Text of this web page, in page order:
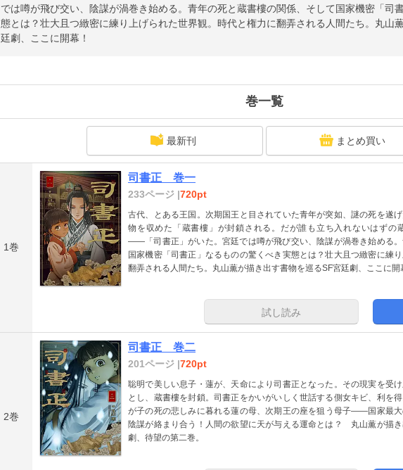
では噂が飛び交い、陰謀が渦巻き始める。青年の死と蔵書樓の関係、そして国家機密「司
態とは？壮大且つ緻密に練り上げられた世界観。時代と権力に翻弄される人間たち。丸山
廷劇、ここに開幕！
巻一覧
最新刊 まとめ買い
1巻
司書正 巻一
233ページ |720pt
古代、とある王国。次期国王と目されていた青年が突如、謎の死を遂
物を収めた「蔵書樓」が封鎖される。だが誰も立ち入れないはずの
――「司書正」がいた。宮廷では噂が飛び交い、陰謀が渦巻き始める
国家機密「司書正」なるものの驚くべき実態とは？壮大且つ緻密に練
翻弄される人間たち。丸山薫が描き出す書物を巡るSF宮廷劇、ここに開
試し読み
2巻
司書正 巻二
201ページ |720pt
聡明で美しい息子・蓮が、天命により司書正となった。その現実を受
とし、蔵書樓を封鎖。司書正をかいがいしく世話する側女キビ、利を
が子の死の悲しみに暮れる蓮の母、次期王の座を狙う母子――国家最
陰謀が絡まり合う！人間の欲望に天が与える運命とは？ 丸山薫が描
劇、待望の第二巻。